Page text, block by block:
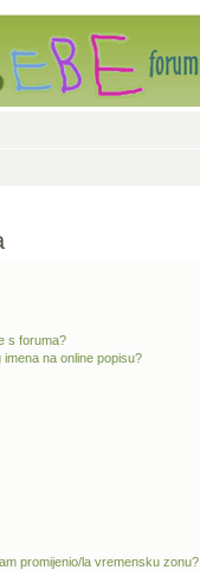
s foruma?
na online popisu?
promijenio/la vremensku zonu?